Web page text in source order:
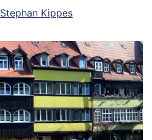
Stephan Kippes